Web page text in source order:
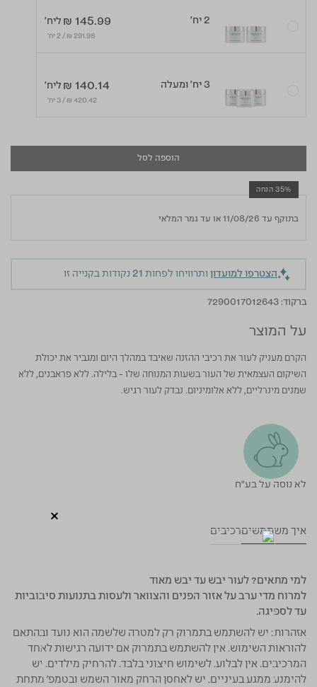
2 יח' ליח' ₪ 145.99
291.98 ₪ / 2 יח׳
3 יח' ומעלה ליח' ₪ 140.14
420.42 ₪ / 3 יח׳
הוספה לסל
35% הנחה
בתוקף עד 11/08/26 או עד גמר המלאי
הצטרפו למועדון ותרוויחו לפחות 21 נקודות בקנייה זו
ברקוד: 7290017012643
על המוצר
הקרם מעניק לעור את רכיבי ההזנה שאיבד במהלך היום ומגביר את יכולת
השיקום העצמאית של העור בשעות המנוחה שלו - בלילה. ללא פראבנים, ללא
שמנים מינרליים, ללא אלומיניום. נבדק לעור רגיש.
לא נוסה על בע"ח
איך משתמשיםרכיבים
למי מתאים? לעור יבש עד יבש מאוד
למרוח מדי ערב על אזור הפנים והצוואר ולעסות בתנועות סיבוביות
עד לספיגה.
אזהרות: יש להשתמש בתמרוק רק למטרה שלשמה הוא נועד ובהתאם
להוראות השימוש. אין להשתמש בתמרוק אם ידועה רגישות לאחד
המרכיבים. אין לבלוע. לשימוש חיצוני בלבד. להרחיק מילדים. יש
להימנע ממגע בעיניים. יש לאחסן הרחק מאור השמש ובטמפ' מתחת